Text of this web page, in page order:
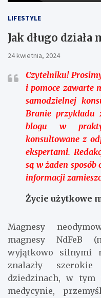
LIFESTYLE
Jak długo
24 kwietnia, 2024
Czytelniku!
i pomoce zawarte
samodzielnej
Branie
blogu w
konsultowane z
ekspertami.
są w żaden
informacji
Życie użytkowe
Magnesy
magnesy NdFeB
wyjątkowo silnymi
znalazły
dziedzinach, w tym
medycynie,